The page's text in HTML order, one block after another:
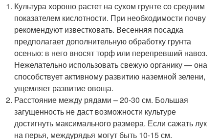
Культура хорошо растет на сухом грунте со средним
показателем кислотности. При необходимости почву
рекомендуют известковать. Весенняя посадка
предполагает дополнительную обработку грунта
осенью: в него вносят торф или перепревший навоз.
Нежелательно использовать свежую органику — она
способствует активному развитию наземной зелени,
ущемляет развитие овоща.
Расстояние между рядами – 20-30 см. Большая
загущенность не даст возможности культуре
достигнуть максимального размера. Если сажать лук
на перья, междурядья могут быть 10-15 см.